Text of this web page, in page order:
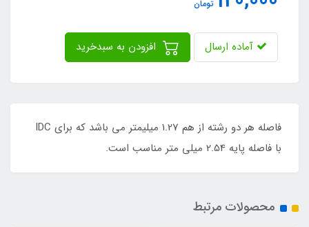
تومان
آماده ارسال
فاصله هر دو رشته از هم 1.27 میلیمتر می باشد که برای IDC
با فاصله پایه 2.54 میلی متر مناسب است.
محصولات مرتبط